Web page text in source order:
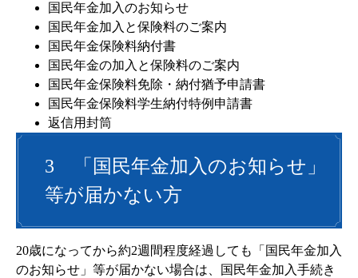
国民年金加入のお知らせ
国民年金加入と保険料のご案内
国民年金保険料納付書
国民年金の加入と保険料のご案内
国民年金保険料免除・納付猶予申請書
国民年金保険料学生納付特例申請書
返信用封筒
3 「国民年金加入のお知らせ」
等が届かない方
20歳になってから約2週間程度経過しても「国民年金加入
のお知らせ」等が届かない場合は、国民年金加入手続き